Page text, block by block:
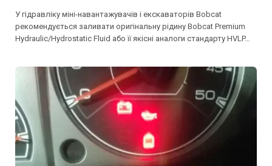
У гідравліку міні-навантажувачів і екскаваторів Bobcat
рекомендується заливати оригінальну рідину Bobcat Premium
Hydraulic/Hydrostatic Fluid або її якісні аналоги стандарту HVLP…